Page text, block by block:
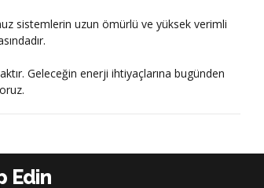
sistemlerin uzun ömürlü ve yüksek verimli
Geleceğin enerji ihtiyaçlarına bugünden
Edin